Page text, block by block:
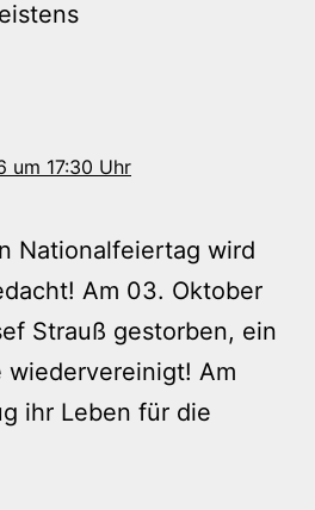
um 17:30 Uhr
Nationalfeiertag wird
Am 03. Oktober
Strauß gestorben, ein
wiedervereinigt! Am
ihr Leben für die